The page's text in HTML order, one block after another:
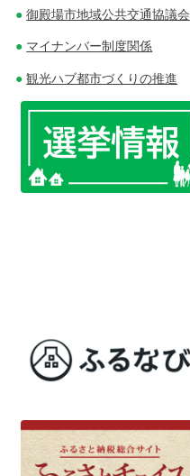
御殿場市地域公共交通協議会
マイナンバー制度関係
観光ハブ都市づくりの推進